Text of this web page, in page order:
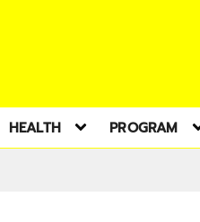
HEALTH PROGRAM